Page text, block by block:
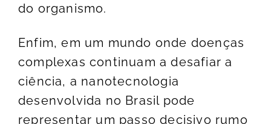
do organismo.
Enfim, em um mundo onde doenças
complexas continuam a desafiar a
ciência, a nanotecnologia
desenvolvida no Brasil pode
representar um passo decisivo rumo